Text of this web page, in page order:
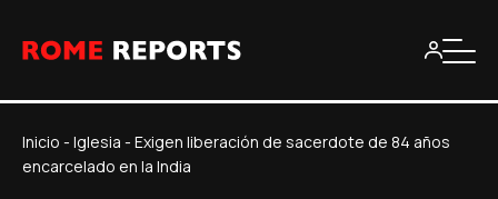
Inicio - Iglesia - Exigen liberación de sacerdote de 84 años
encarcelado en la India